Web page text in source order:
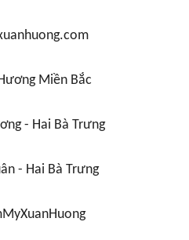
Miền Bắc
- Hai Bà Trưng
- Hai Bà Trưng